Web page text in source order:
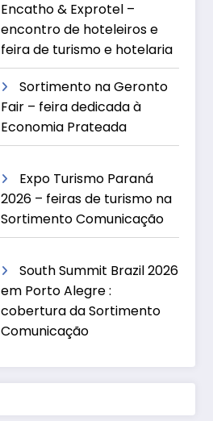
Encatho & Exprotel –
encontro de hoteleiros e
feira de turismo e hotelaria
Sortimento na Geronto
Fair – feira dedicada à
Economia Prateada
Expo Turismo Paraná
2026 – feiras de turismo na
Sortimento Comunicação
South Summit Brazil 2026
em Porto Alegre :
cobertura da Sortimento
Comunicação